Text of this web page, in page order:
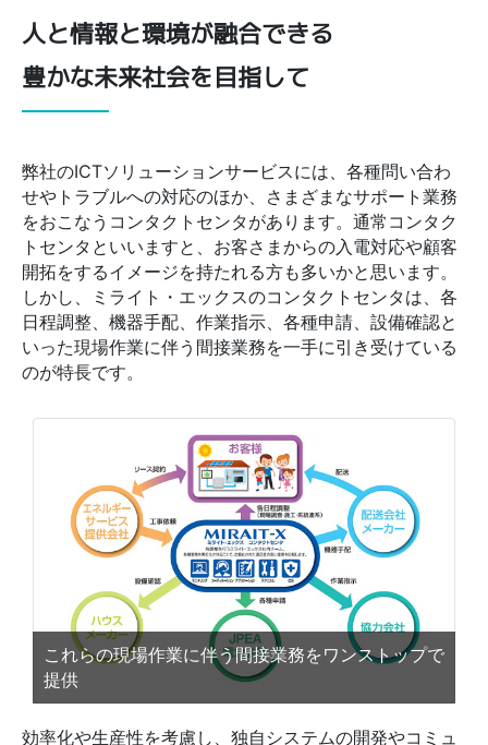
人と情報と環境が融合できる
豊かな未来社会を目指して
弊社のICTソリューションサービスには、各種問い合わ
せやトラブルへの対応のほか、さまざまなサポート業務
をおこなうコンタクトセンタがあります。通常コンタク
トセンタといいますと、お客さまからの入電対応や顧客
開拓をするイメージを持たれる方も多いかと思います。
しかし、ミライト・エックスのコンタクトセンタは、各
日程調整、機器手配、作業指示、各種申請、設備確認と
いった現場作業に伴う間接業務を一手に引き受けている
のが特長です。
これらの現場作業に伴う間接業務をワンストップで
提供
効率化や生産性を考慮し、独自システムの開発やコミュ